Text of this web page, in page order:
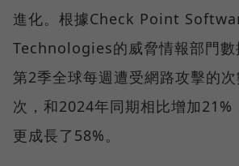
進化。根據Check Point
Technologies的威脅情報部門數
第2季全球每週遭受網路攻擊的
次，和2024年同期相比增加21%
更成長了58%。